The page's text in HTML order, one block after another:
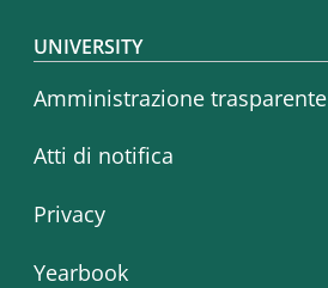
Footer menu
UNIVERSITY
Amministrazione trasparente
Atti di notifica
Privacy
Yearbook